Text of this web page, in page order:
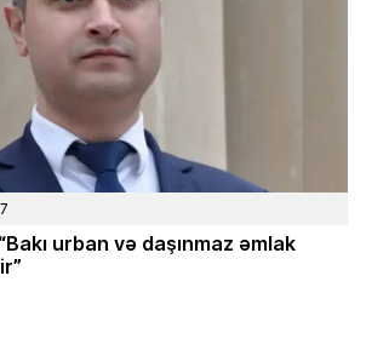
“Bakı urban və daşınmaz əmlak